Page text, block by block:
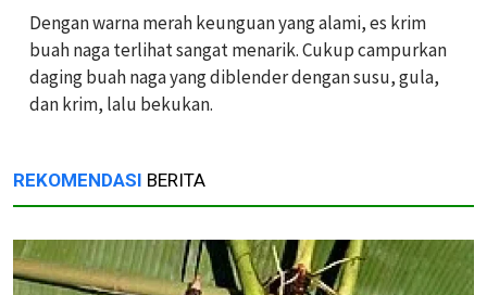
Dengan warna merah keunguan yang alami, es krim
buah naga terlihat sangat menarik. Cukup campurkan
daging buah naga yang diblender dengan susu, gula,
dan krim, lalu bekukan.
REKOMENDASI BERITA